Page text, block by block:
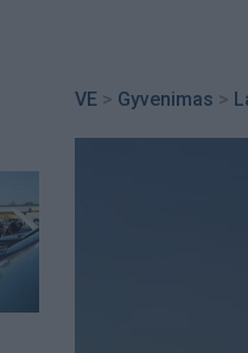
VE > Gyvenimas >